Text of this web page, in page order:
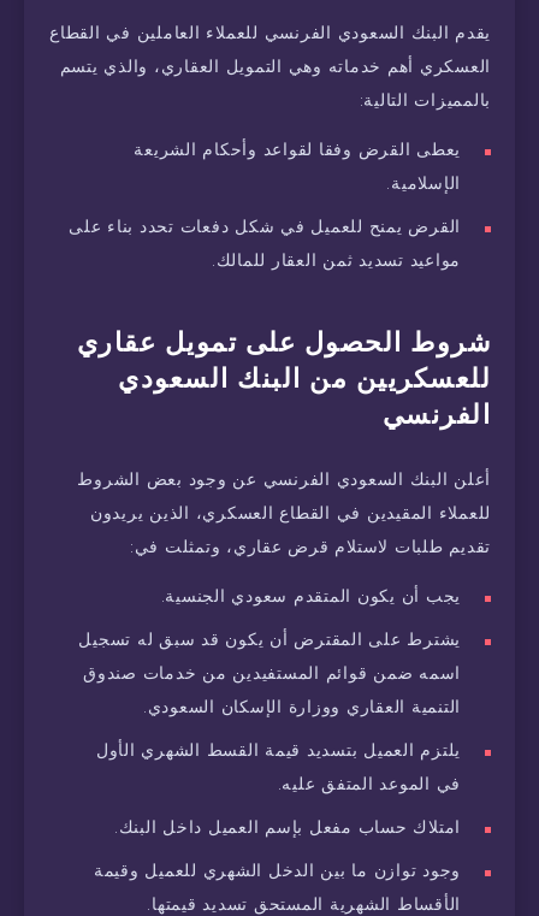
يقدم البنك السعودي الفرنسي للعملاء العاملين في القطاع
العسكري أهم خدماته وهي التمويل العقاري، والذي يتسم
بالمميزات التالية:
يعطى القرض وفقا لقواعد وأحكام الشريعة
الإسلامية.
القرض يمنح للعميل في شكل دفعات تحدد بناء على
مواعيد تسديد ثمن العقار للمالك.
شروط الحصول على تمويل عقاري
للعسكريين من البنك السعودي
الفرنسي
أعلن البنك السعودي الفرنسي عن وجود بعض الشروط
للعملاء المقيدين في القطاع العسكري، الذين يريدون
تقديم طلبات لاستلام قرض عقاري، وتمثلت في:
يجب أن يكون المتقدم سعودي الجنسية.
يشترط على المقترض أن يكون قد سبق له تسجيل
اسمه ضمن قوائم المستفيدين من خدمات صندوق
التنمية العقاري ووزارة الإسكان السعودي.
يلتزم العميل بتسديد قيمة القسط الشهري الأول
في الموعد المتفق عليه.
امتلاك حساب مفعل بإسم العميل داخل البنك.
وجود توازن ما بين الدخل الشهري للعميل وقيمة
الأقساط الشهرية المستحق تسديد قيمتها.